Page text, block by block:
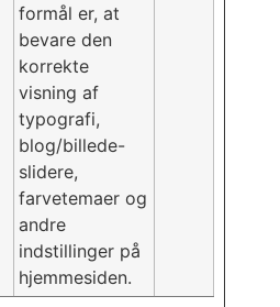
formål er, at
bevare den
korrekte
visning af
typografi,
blog/billede-
slidere,
farvetemaer og
andre
indstillinger på
hjemmesiden.